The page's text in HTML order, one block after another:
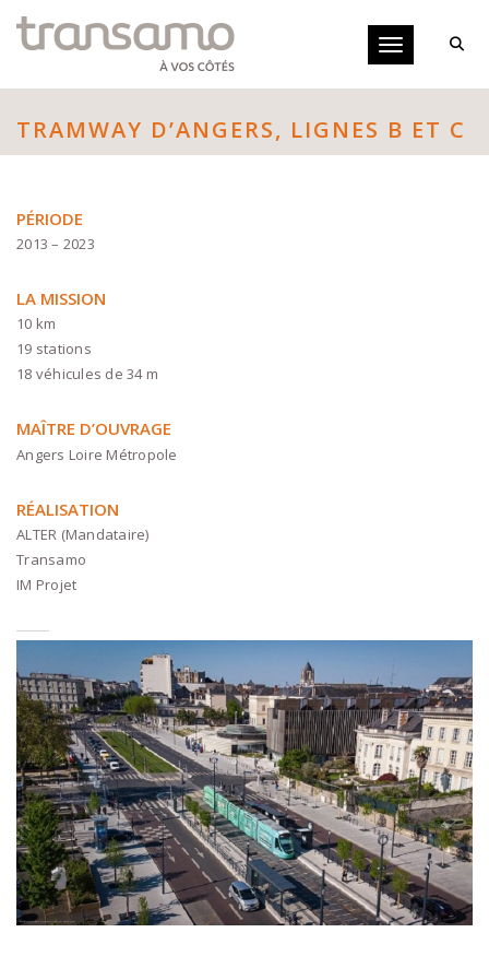
Toggle
TRAMWAY D’ANGERS, LIGNES B ET C
PÉRIODE
2013 – 2023
LA MISSION
10 km
19 stations
18 véhicules de 34 m
MAÎTRE D’OUVRAGE
Angers Loire Métropole
RÉALISATION
ALTER (Mandataire)
Transamo
IM Projet
Panneau de gestion des cookies